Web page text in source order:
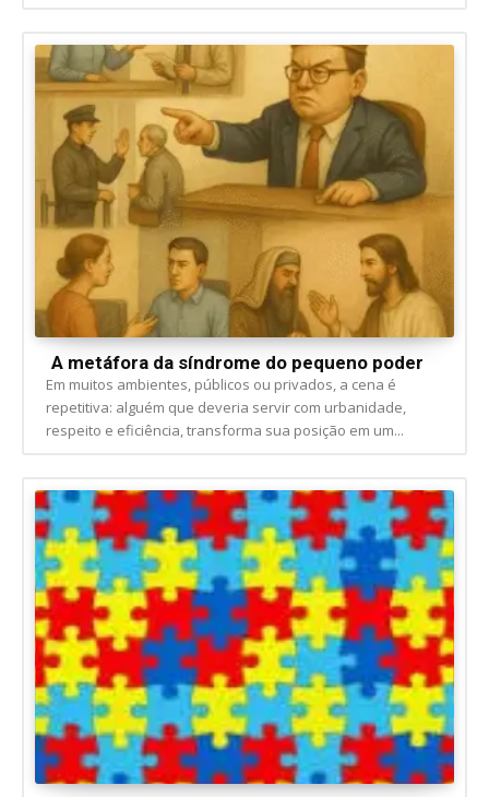
A metáfora da síndrome do pequeno poder
Em muitos ambientes, públicos ou privados, a cena é
repetitiva: alguém que deveria servir com urbanidade,
respeito e eficiência, transforma sua posição em um...